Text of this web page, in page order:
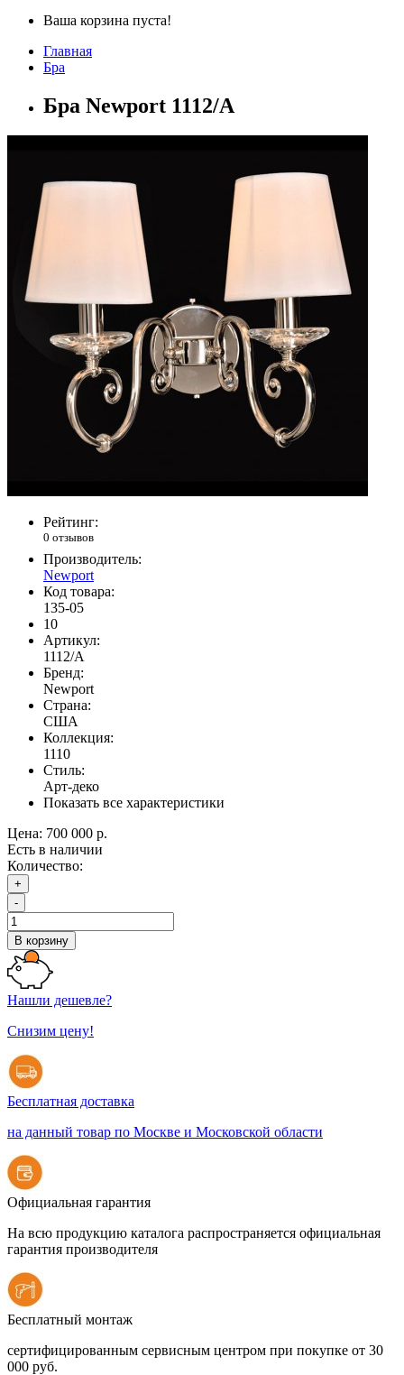
Ваша корзина пуста!
Главная
Бра
Бра Newport 1112/A
Рейтинг:
0 отзывов
Производитель:
Newport
Код товара:
135-05
10
Артикул:
1112/A
Бренд:
Newport
Страна:
США
Коллекция:
1110
Стиль:
Арт-деко
Показать все характеристики
Цена: 700 000 р.
Есть в наличии
Количество:
+
-
В корзину
Нашли дешевле?
Снизим цену!
Бесплатная доставка
на данный товар по Москве и Московской области
Официальная гарантия
На всю продукцию каталога распространяется официальная
гарантия производителя
Бесплатный монтаж
сертифицированным сервисным центром при покупке от 30
000 руб.